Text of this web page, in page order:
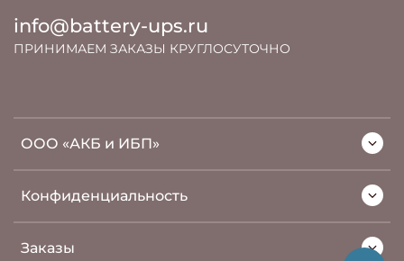
ООО «АКБ и ИБП»
Конфиденциальность
Заказы
info@battery-ups.ru
ПРИНИМАЕМ ЗАКАЗЫ КРУГЛОСУТОЧНО